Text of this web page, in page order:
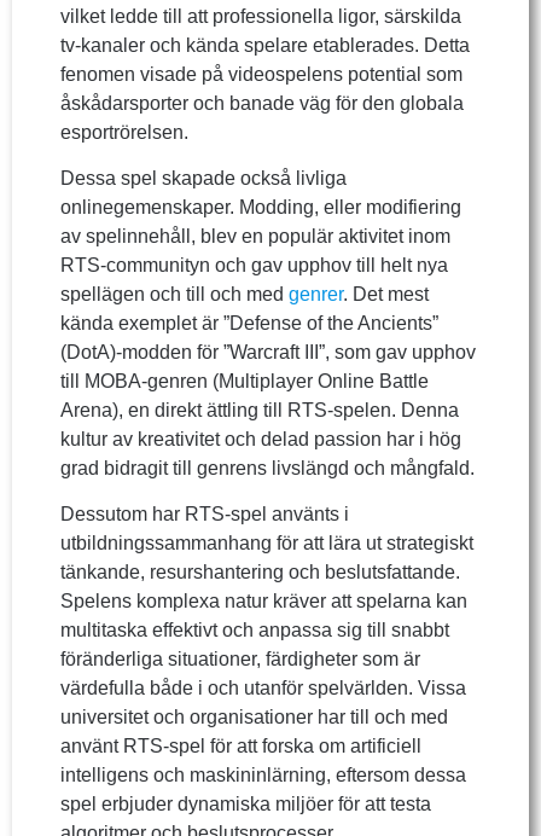
vilket ledde till att professionella ligor, särskilda
tv-kanaler och kända spelare etablerades. Detta
fenomen visade på videospelens potential som
åskådarsporter och banade väg för den globala
esportrörelsen.
Dessa spel skapade också livliga
onlinegemenskaper. Modding, eller modifiering
av spelinnehåll, blev en populär aktivitet inom
RTS-communityn och gav upphov till helt nya
spellägen och till och med genrer. Det mest
kända exemplet är ”Defense of the Ancients”
(DotA)-modden för ”Warcraft III”, som gav upphov
till MOBA-genren (Multiplayer Online Battle
Arena), en direkt ättling till RTS-spelen. Denna
kultur av kreativitet och delad passion har i hög
grad bidragit till genrens livslängd och mångfald.
Dessutom har RTS-spel använts i
utbildningssammanhang för att lära ut strategiskt
tänkande, resurshantering och beslutsfattande.
Spelens komplexa natur kräver att spelarna kan
multitaska effektivt och anpassa sig till snabbt
föränderliga situationer, färdigheter som är
värdefulla både i och utanför spelvärlden. Vissa
universitet och organisationer har till och med
använt RTS-spel för att forska om artificiell
intelligens och maskininlärning, eftersom dessa
spel erbjuder dynamiska miljöer för att testa